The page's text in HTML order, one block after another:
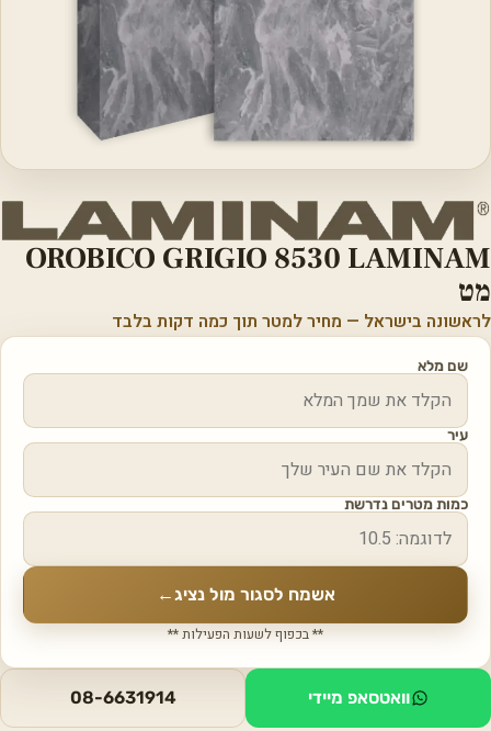
OROBICO GRIGIO 8530 LAMINAM
מט
לראשונה בישראל — מחיר למטר תוך כמה דקות בלבד
שם מלא
עיר
כמות מטרים נדרשת
אשמח לסגור מול נציג←
** בכפוף לשעות הפעילות **
וואטסאפ מיידי 08-6631914